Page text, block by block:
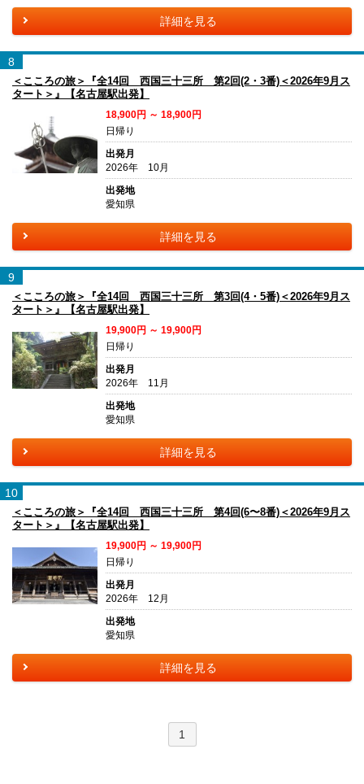
詳細を見る
8
＜こころの旅＞『全14回 西国三十三所 第2回(2・3番)＜2026年9月ス
タート＞』【名古屋駅出発】
18,900円 ～ 18,900円
日帰り
出発月
2026年 10月
出発地
愛知県
詳細を見る
9
＜こころの旅＞『全14回 西国三十三所 第3回(4・5番)＜2026年9月ス
タート＞』【名古屋駅出発】
19,900円 ～ 19,900円
日帰り
出発月
2026年 11月
出発地
愛知県
詳細を見る
10
＜こころの旅＞『全14回 西国三十三所 第4回(6〜8番)＜2026年9月ス
タート＞』【名古屋駅出発】
19,900円 ～ 19,900円
日帰り
出発月
2026年 12月
出発地
愛知県
詳細を見る
1